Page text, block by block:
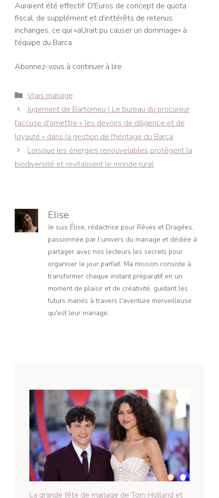
Auraïent été effectif. D'Euros de concept de quota
fiscal, de supplément et d'inttérêts de retenus
inchanges, ce qui «aUrait pu causer un dommage» à
l'équipe du Barca
Abonnez-vous à continuer à lire
Catégories
Vrais mariage
Navigation
des
articles
Jugement de Bartomeu | Le bureau du procureur
l'accuse d'omettre « les devoirs de diligence et de
loyauté » dans la gestion de l'héritage du Barça
Lorsque les énergies renouvelables protègent la
biodiversité et revitalisent le monde rural
Elise
Je suis Élise, rédactrice pour Rêves et Dragées,
passionnée par l’univers du mariage et dédiée à
partager avec nos lecteurs les secrets pour
organiser le jour parfait. Ma mission consiste à
transformer chaque instant préparatif en un
moment de plaisir et de créativité, guidant les
futurs mariés à travers l'aventure merveilleuse
qu'est leur mariage.
La grande fête de mariage de Tom Holland et